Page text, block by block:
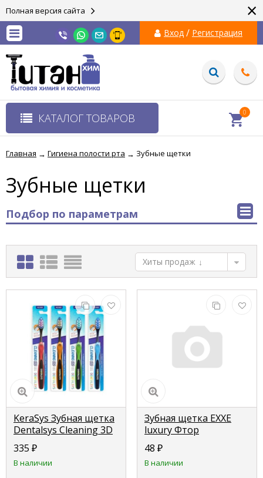
Полная версия сайта ×
Вход / Регистрация
КАТАЛОГ ТОВАРОВ 0
Главная → Гигиена полости рта → Зубные щетки
Зубные щетки
Подбор по параметрам
Хиты продаж
KeraSys Зубная щетка
Dentalsys Cleaning 3D
Очищение 3D 1 шт
335 ₽
В наличии
Зубная щетка EXXE
luxury Фтор
отбеливающая, 1 шт
48 ₽
В наличии